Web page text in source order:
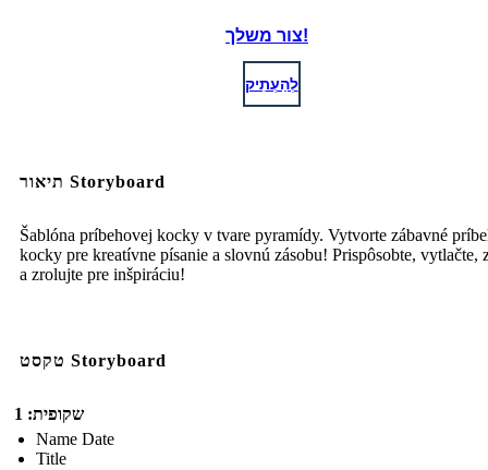
צור משלך!
לְהַעְתִיק
תיאור Storyboard
Šablóna príbehovej kocky v tvare pyramídy. Vytvorte zábavné
kocky pre kreatívne písanie a slovnú zásobu! Prispôsobte, vytlačte,
a zrolujte pre inšpiráciu!
טקסט Storyboard
שקופית: 1
Name Date
Title